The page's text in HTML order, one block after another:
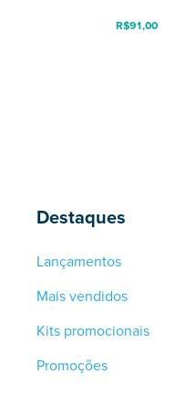
Destaques
Lançamentos
Mais vendidos
Kits promocionais
Promoções
R$91,00